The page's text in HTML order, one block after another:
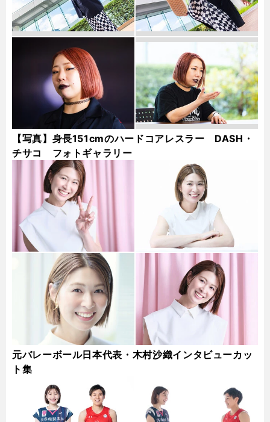
【写真】身長151cmのハードコアレスラー DASH・
チサコ フォトギャラリー
元バレーボール日本代表・木村沙織インタビューカッ
ト集